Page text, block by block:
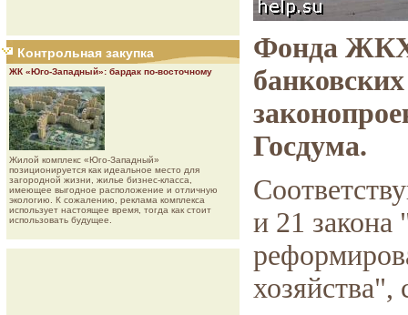
Контрольная закупка
ЖК «Юго-Западный»: бардак по-восточному
Жилой комплекс «Юго-Западный»
позиционируется как идеальное место для
загородной жизни, жилье бизнес-класса,
имеющее выгодное расположение и отличную
экологию. К сожалению, реклама комплекса
использует настоящее время, тогда как стоит
использовать будущее.
Фонда ЖКХ,
Госдума.
и 21